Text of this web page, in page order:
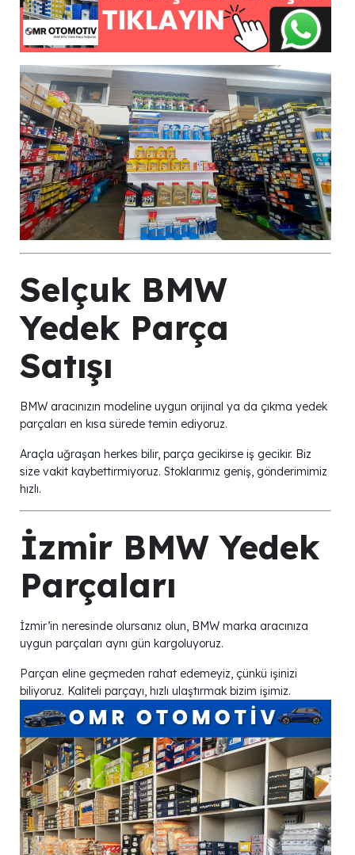
Selçuk BMW
Yedek Parça
Satışı
BMW aracınızın modeline uygun orijinal ya da çıkma yedek
parçaları en kısa sürede temin ediyoruz.
Araçla uğraşan herkes bilir, parça gecikirse iş gecikir. Biz
size vakit kaybettirmiyoruz. Stoklarımız geniş, gönderimimiz
hızlı.
İzmir BMW Yedek
Parçaları
İzmir’in neresinde olursanız olun, BMW marka aracınıza
uygun parçaları aynı gün kargoluyoruz.
Parçan eline geçmeden rahat edemeyiz, çünkü işinizi
biliyoruz. Kaliteli parçayı, hızlı ulaştırmak bizim işimiz.